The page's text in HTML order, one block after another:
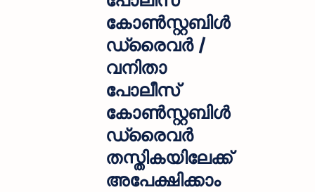
തസ്തികയി
ലേക്ക്
അപേക്ഷി
ക്കാം
കോൺസ്റ്റബിൾ
ഡ്രൈവർ /
വനിതാ
പോലീസ്
കോൺസ്റ്റബിൾ
ഡ്രൈവർ
തസ്തികയിലേക്ക്
അപേക്ഷിക്കാം